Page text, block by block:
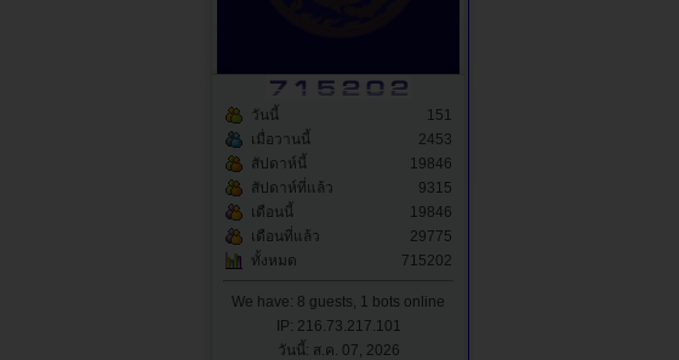
วันนี้
151
เมื่อวานนี้
2453
สัปดาห์นี้
19846
สัปดาห์ที่แล้ว
9315
เดือนนี้
19846
เดือนที่แล้ว
29775
ทั้งหมด
715202
We have: 8 guests, 1 bots online
IP: 216.73.217.101
วันนี้: ส.ค. 07, 2026